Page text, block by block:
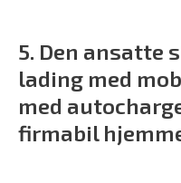
5. Den ansatte
lading med
med
firmabil